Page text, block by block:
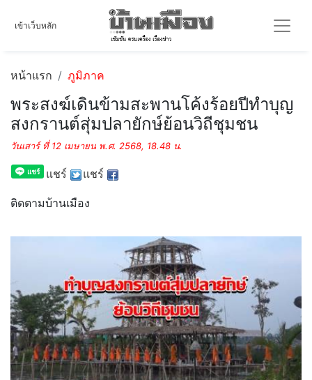
เข้าเว็บหลัก
หน้าแรก ภูมิภาค
พระสงฆ์เดินข้ามสะพานโค้งร้อยปีทำบุญ
สงกรานต์สุ่มปลายักษ์ย้อนวิถีชุมชน
วันเสาร์ ที่ 12 เมษายน พ.ศ. 2568, 18.48 น.
แชร์ แชร์
ติดตามบ้านเมือง